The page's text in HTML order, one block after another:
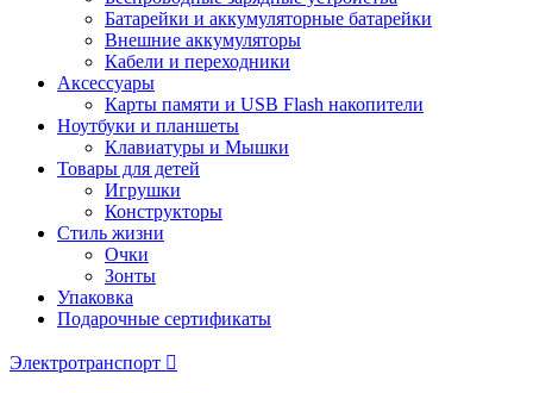
Батарейки и аккумуляторные батарейки
Внешние аккумуляторы
Кабели и переходники
Аксессуары
Карты памяти и USB Flash накопители
Ноутбуки и планшеты
Клавиатуры и Мышки
Товары для детей
Игрушки
Конструкторы
Стиль жизни
Очки
Зонты
Упаковка
Подарочные сертификаты
Электротранспорт